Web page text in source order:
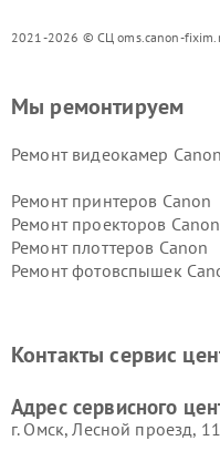
2021-2026 © СЦ oms.canon-
Мы ремонтируем
Ремонт видеокамер Canon
Ремонт принтеров Canon
Ремонт проекторов Canon
Ремонт плоттеров Canon
Ремонт фотовспышек
Контакты сервис
Адрес сервисного
г. Омск, ​Лесной проезд, 11